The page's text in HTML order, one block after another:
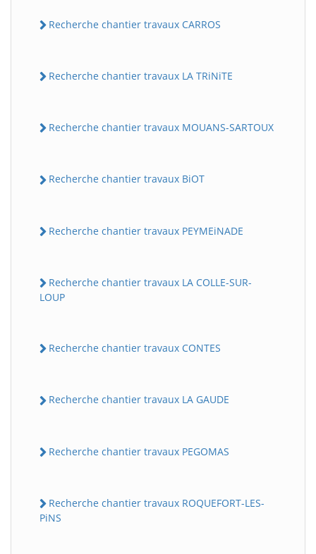
Recherche chantier travaux CARROS
Recherche chantier travaux LA TRiNiTE
Recherche chantier travaux MOUANS-SARTOUX
Recherche chantier travaux BiOT
Recherche chantier travaux PEYMEiNADE
Recherche chantier travaux LA COLLE-SUR-
LOUP
Recherche chantier travaux CONTES
Recherche chantier travaux LA GAUDE
Recherche chantier travaux PEGOMAS
Recherche chantier travaux ROQUEFORT-LES-
PiNS